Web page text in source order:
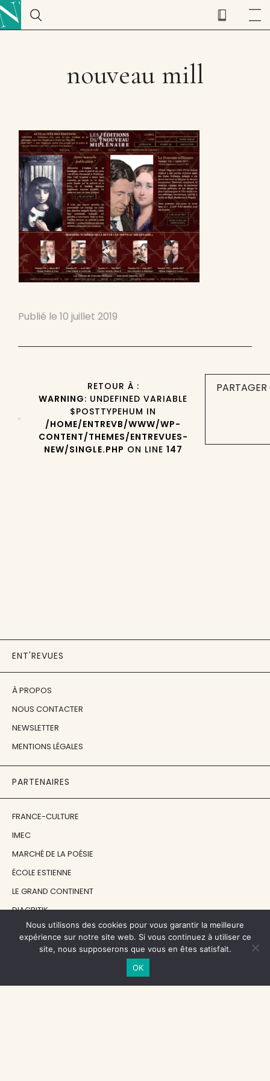
nouveau mill
Publié le 10 juillet 2019
RETOUR À :
WARNING: UNDEFINED VARIABLE
$POSTTYPEHUM IN
/HOME/ENTREVB/WWW/WP-
CONTENT/THEMES/ENTREVUES-
NEW/SINGLE.PHP ON LINE 147
ENT'REVUES
À PROPOS
NOUS CONTACTER
NEWSLETTER
MENTIONS LÉGALES
PARTENAIRES
FRANCE-CULTURE
IMEC
MARCHÉ DE LA POÉSIE
ÉCOLE ESTIENNE
LE GRAND CONTINENT
DIACRITIK
EN ATTENDANT NADEAU
Nous utilisons des cookies pour vous garantir la meilleure
expérience sur notre site web. Si vous continuez à utiliser ce
site, nous supposerons que vous en êtes satisfait.
OK